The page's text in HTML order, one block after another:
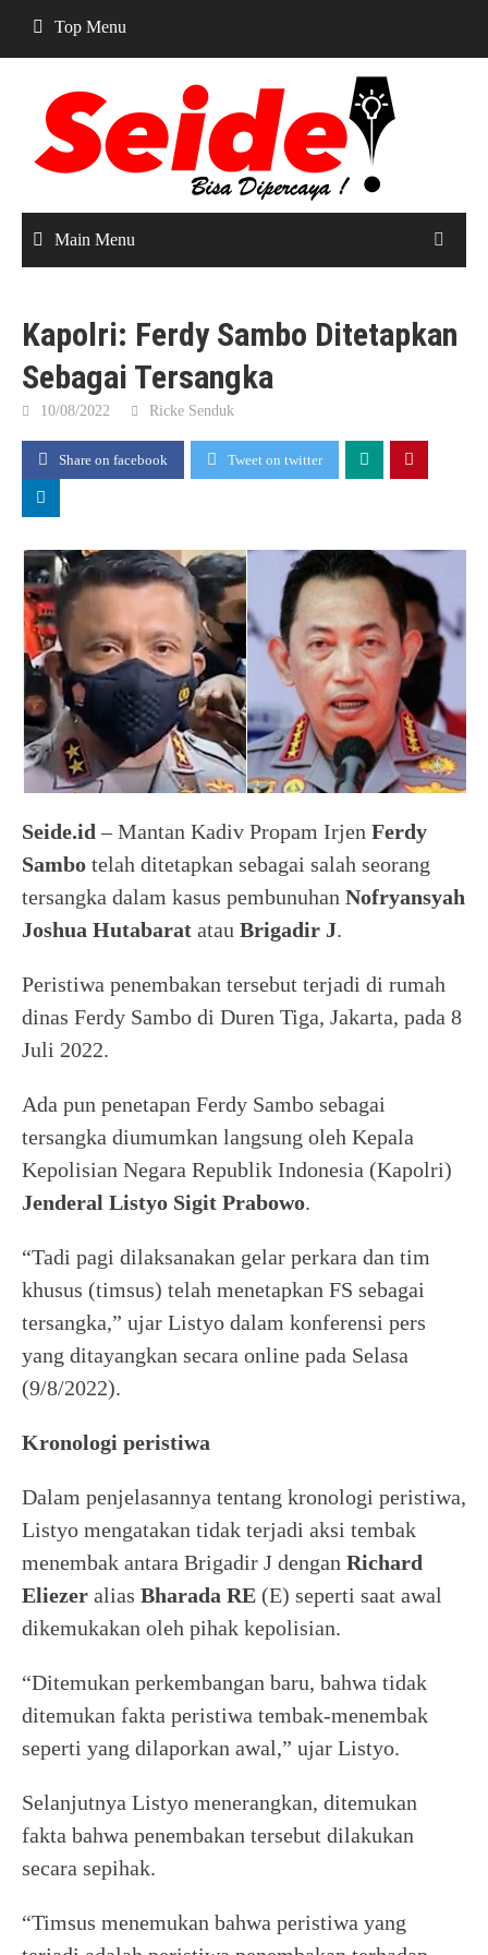
content
Top Menu
Main Menu
Kapolri: Ferdy Sambo Ditetapkan
Sebagai Tersangka
10/08/2022 Ricke Senduk
Share on facebook Tweet on twitter
Seide.id – Mantan Kadiv Propam Irjen Ferdy
Sambo telah ditetapkan sebagai salah seorang
tersangka dalam kasus pembunuhan Nofryansyah
Joshua Hutabarat atau Brigadir J.
Peristiwa penembakan tersebut terjadi di rumah
dinas Ferdy Sambo di Duren Tiga, Jakarta, pada 8
Juli 2022.
Ada pun penetapan Ferdy Sambo sebagai
tersangka diumumkan langsung oleh Kepala
Kepolisian Negara Republik Indonesia (Kapolri)
Jenderal Listyo Sigit Prabowo.
“Tadi pagi dilaksanakan gelar perkara dan tim
khusus (timsus) telah menetapkan FS sebagai
tersangka,” ujar Listyo dalam konferensi pers
yang ditayangkan secara online pada Selasa
(9/8/2022).
Kronologi peristiwa
Dalam penjelasannya tentang kronologi peristiwa,
Listyo mengatakan tidak terjadi aksi tembak
menembak antara Brigadir J dengan Richard
Eliezer alias Bharada RE (E) seperti saat awal
dikemukakan oleh pihak kepolisian.
“Ditemukan perkembangan baru, bahwa tidak
ditemukan fakta peristiwa tembak-menembak
seperti yang dilaporkan awal,” ujar Listyo.
Selanjutnya Listyo menerangkan, ditemukan
fakta bahwa penembakan tersebut dilakukan
secara sepihak.
“Timsus menemukan bahwa peristiwa yang